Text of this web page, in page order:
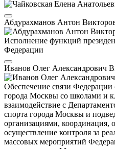
Абдурахманов Антон
Исполнение функций
Федерации
Иванов Олег Александрович
Обеспечение связи Федерации
города Москвы со школами и
взаимодействие с
спорта города Москвы и
организациями, координация,
осуществление контроля за
массовых мероприятий